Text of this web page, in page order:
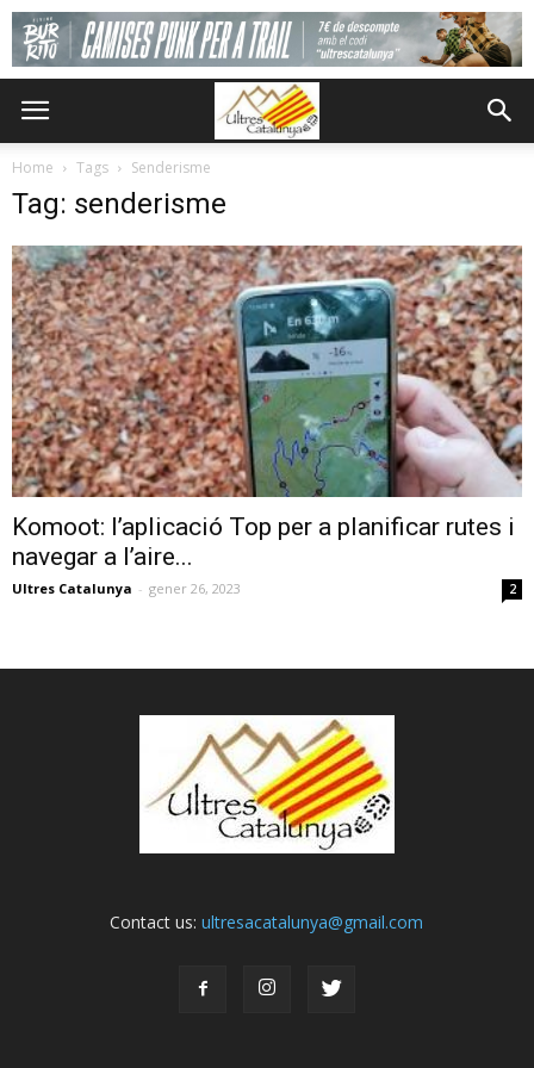
Home Tags Senderisme
Tag: senderisme
Komoot: l’aplicació Top per a planificar rutes i
navegar a l’aire...
Ultres Catalunya - gener 26, 2023 2
Contact us:ultresacatalunya@gmail.com